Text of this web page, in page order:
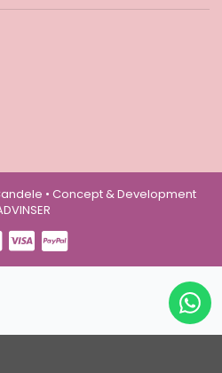
• Concept & Development